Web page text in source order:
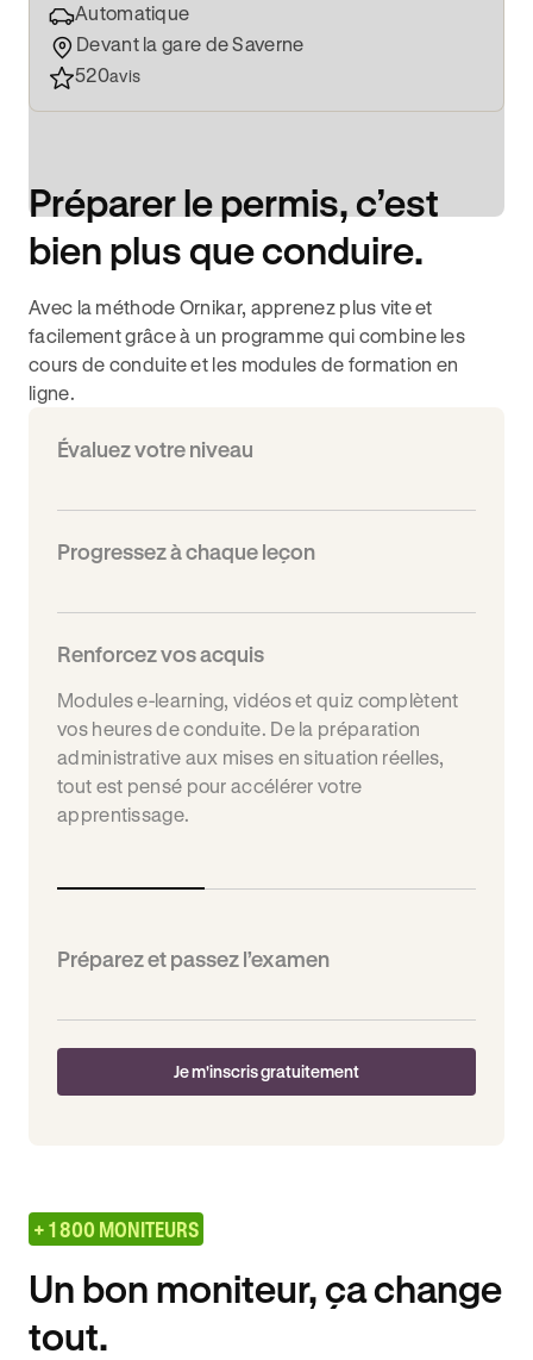
Automatique
Devant la gare de Saverne
520avis
Préparer le permis, c’est
bien plus que conduire.
Avec la méthode Ornikar, apprenez plus vite et
facilement grâce à un programme qui combine les
cours de conduite et les modules de formation en
ligne.
Évaluez votre niveau
Progressez à chaque leçon
Renforcez vos acquis
Modules e-learning, vidéos et quiz complètent
vos heures de conduite. De la préparation
administrative aux mises en situation réelles,
tout est pensé pour accélérer votre
apprentissage.
Préparez et passez l’examen
Je m'inscris gratuitement
+ 1 800 MONITEURS
Un bon moniteur, ça change
tout.